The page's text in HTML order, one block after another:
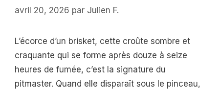
avril 20, 2026 par Julien F.
L’écorce d’un brisket, cette croûte sombre et
craquante qui se forme après douze à seize
heures de fumée, c’est la signature du
pitmaster. Quand elle disparaît sous le pinceau,